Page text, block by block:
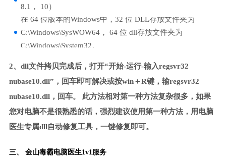
8.1， 10）
在 64 位版本的Windows中，32 位 DLL存放文件夹为
C:\Windows\SysWOW64， 64 位 dll存放文件夹为
C:\Windows\System32。
2、dll文件拷贝完成后，打开“开始-运行-输入regsvr32
nubase10.dll”，回车即可解决或按win＋R键，输regsvr32
nubase10.dll，回车。 此方法相对第一种方法复杂很多，如果
您对电脑不是很熟悉的话，强烈建议使用第一种方法，用电脑
医生专属dll自动修复工具，一键修复即可。
三、 金山毒霸电脑医生1v1服务